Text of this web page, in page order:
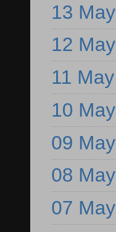
13 May
12 May
11 May
10 May
09 May
08 May
07 May